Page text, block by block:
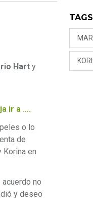
Hart y
ir a ….
o lo
de
en
no
y deseo
TAGS